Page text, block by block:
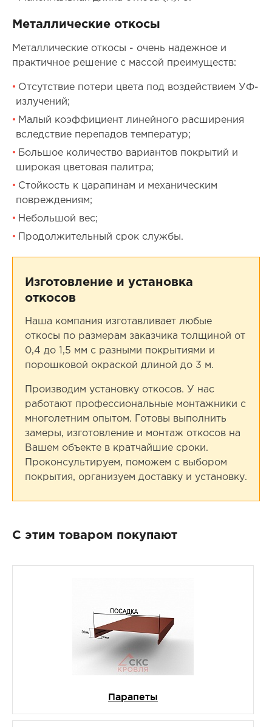
Металлические откосы
Металлические откосы - очень надежное и
практичное решение с массой преимуществ:
Отсутствие потери цвета под воздействием УФ-
излучений;
Малый коэффициент линейного расширения
вследствие перепадов температур;
Большое количество вариантов покрытий и
широкая цветовая палитра;
Стойкость к царапинам и механическим
повреждениям;
Небольшой вес;
Продолжительный срок службы.
Изготовление и установка
откосов
Наша компания изготавливает любые
откосы по размерам заказчика толщиной от
0,4 до 1,5 мм с разными покрытиями и
порошковой окраской длиной до 3 м.
Производим установку откосов. У нас
работают профессиональные монтажники с
многолетним опытом. Готовы выполнить
замеры, изготовление и монтаж откосов на
Вашем объекте в кратчайшие сроки.
Проконсультируем, поможем с выбором
покрытия, организуем доставку и установку.
С этим товаром покупают
Парапеты